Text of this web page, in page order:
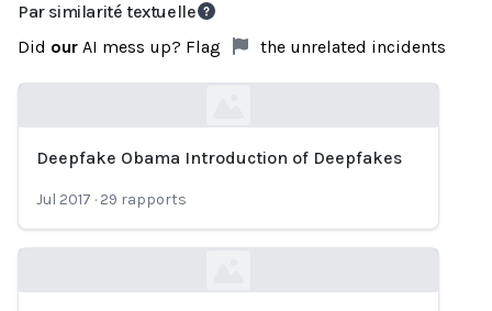
Par similarité textuelle
Did our AI mess up? Flag the unrelated incidents
Loading...
Deepfake Obama Introduction of Deepfakes
Jul 2017 · 29 rapports